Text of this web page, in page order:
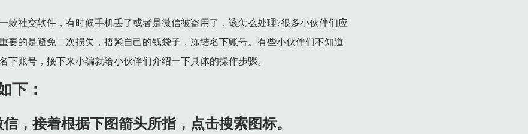
款社交软件，有时候手机丢了或者是微信被盗用了，该怎么处理?很多小伙伴们应
要的是避免二次损失，捂紧自己的钱袋子，冻结名下账号。有些小伙伴们不知道
下账号，接下来小编就给小伙伴们介绍一下具体的操作步骤。
下：
，接着根据下图箭头所指，点击搜索图标。
指，点击【下一步】选项。
脸验证。